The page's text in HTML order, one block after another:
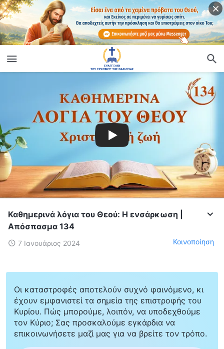
Καθημερινά λόγια του Θεού: Η ενσάρκωση |
Απόσπασμα 134
7 Ιανουάριος 2024 Κοινοποίηση
Οι καταστροφές αποτελούν συχνό φαινόμενο, κι
έχουν εμφανιστεί τα σημεία της επιστροφής του
Κυρίου. Πώς μπορούμε, λοιπόν, να υποδεχθούμε
τον Κύριο; Σας προσκαλούμε εγκάρδια να
επικοινωνήσετε μαζί μας για να βρείτε τον τρόπο.